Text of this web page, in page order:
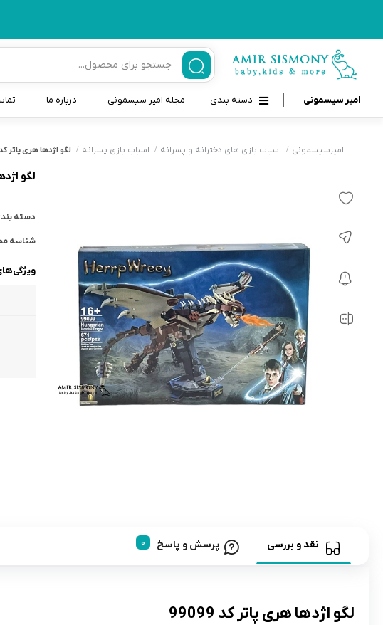
امیر سیسمونی دسته بندی
قاب و بندپستانک
مسواک و خمیر دندان کودک
تب سنج نوزاد و کودک
رابط و پد سینه
دستگاه بخور سرد کودک
لوازم حمام نوزاد
لوازم اتاق نوزاد و کودک
اسباب بازی دخترانه و پسرانه
اسباب بازی نوزاد
لباس و اکسسوری
مجله امیر سیسمونی درباره ما
امیرسیسمونی اسباب بازی های دخترانه و پسرانه اسباب بازی پسرانه لگو اژدها هری پاتر کد
لگو
دسته
شناسه
نقد و بررسی پرسش و پاسخ
لگو اژدها هری پاتر کد 99099